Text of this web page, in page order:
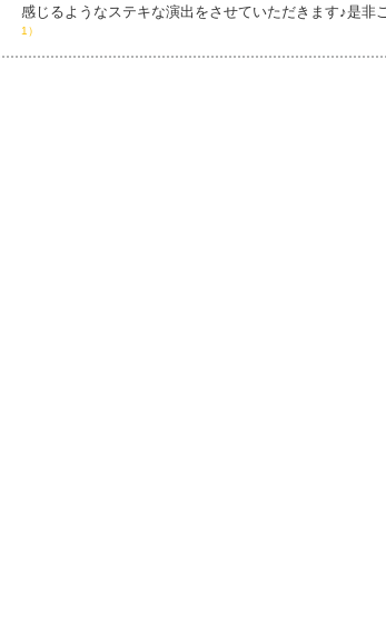
感じるようなステキな演出をさせていただきます♪是非
1）